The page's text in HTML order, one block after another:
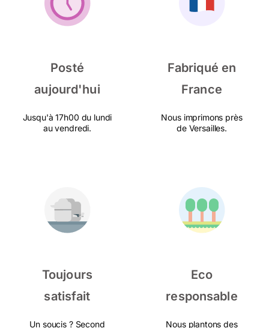
Posté
aujourd'hui
Jusqu'à 17h00 du lundi
au vendredi.
Fabriqué en
France
Nous imprimons près
de Versailles.
Toujours
satisfait
Un soucis ? Second
Eco
responsable
Nous plantons des